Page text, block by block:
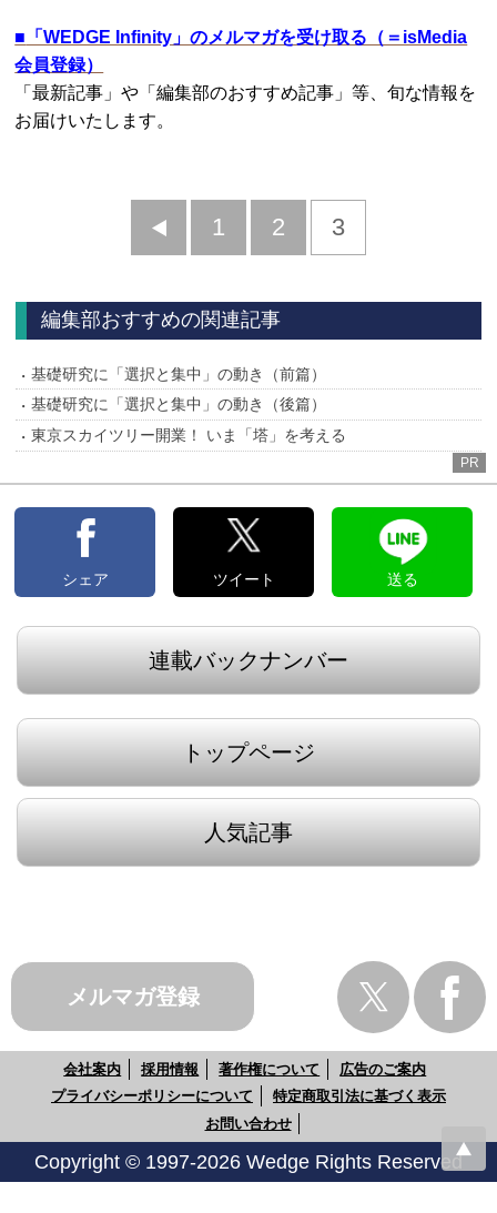
■ 「WEDGE Infinity」のメルマガを受け取る（＝isMedia
会員登録）
「最新記事」や「編集部のおすすめ記事」等、旬な情報を
お届けいたします。
前
1 2 3
編集部おすすめの関連記事
基礎研究に「選択と集中」の動き（前篇）
基礎研究に「選択と集中」の動き（後篇）
東京スカイツリー開業！ いま「塔」を考える
PR
シェア ツイート 送る
連載バックナンバー
トップページ
人気記事
メルマガ登録
会社案内 採用情報 著作権について
広告のご案内
プライバシーポリシーについて
特定商取引法に基づく表示
お問い合わせ
Copyright © 1997-2026 Wedge Rights Reserved